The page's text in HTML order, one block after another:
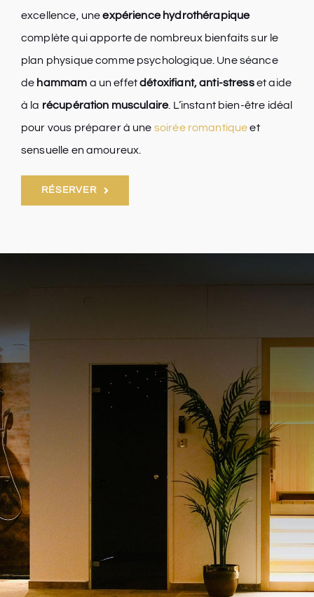
excellence, uneexpérience hydrothérapique
complète qui apporte de nombreux bienfaits sur le
plan physique comme psychologique. Une séance
de hammam a un effetdétoxifiant, anti-stresset aide
à la récupération musculaire. L’instant bien-être idéal
pour vous préparer à une soirée romantiqueet
sensuelle en amoureux.
RÉSERVER